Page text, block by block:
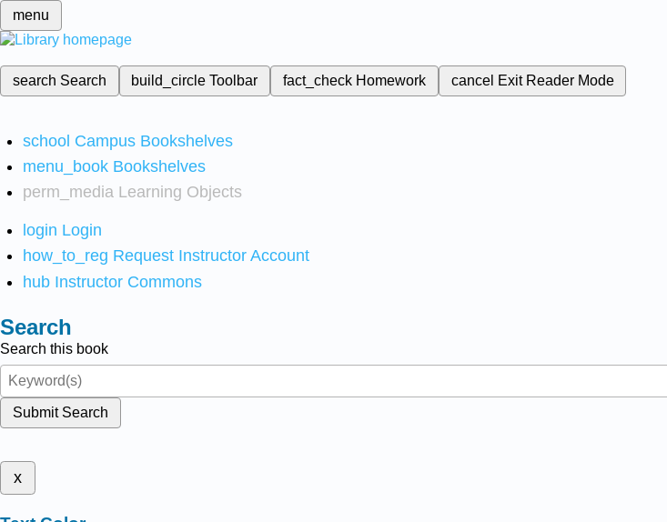
menu
search Search build_circleToolbar fact_check Homework cancel Exit Reader Mode
school Campus Bookshelves
menu_book Bookshelves
perm_media Learning Objects
login Login
how_to_reg Request Instructor Account
hub Instructor Commons
Search
Search this book
Submit Search
x